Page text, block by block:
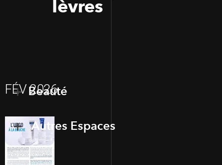
lèvres
FÉV 2026
Beauté
Autres Espaces